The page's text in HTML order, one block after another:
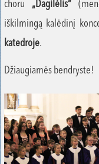
choru „Dagilėlis“
iškilmingą kalėdinį
katedroje.
Džiaugiamės bendryste!